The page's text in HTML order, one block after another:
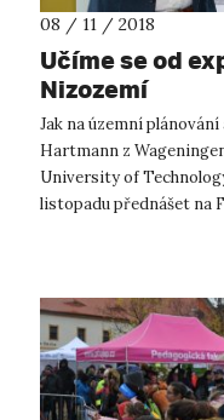
08 / 11 / 2018
Učíme se od
Nizozemí
Jak na územní
Hartmann z
University of
listopadu přednášet na